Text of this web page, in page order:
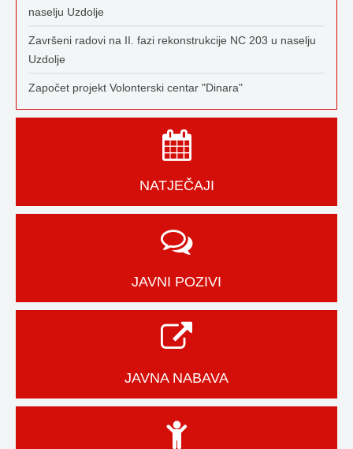
naselju Uzdolje
Završeni radovi na II. fazi rekonstrukcije NC 203 u naselju
Uzdolje
Započet projekt Volonterski centar "Dinara"
NATJEČAJI
JAVNI POZIVI
JAVNA NABAVA